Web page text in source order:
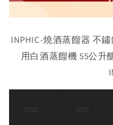
INPHIC-燒酒蒸餾器 不
用白酒蒸餾機 55公升